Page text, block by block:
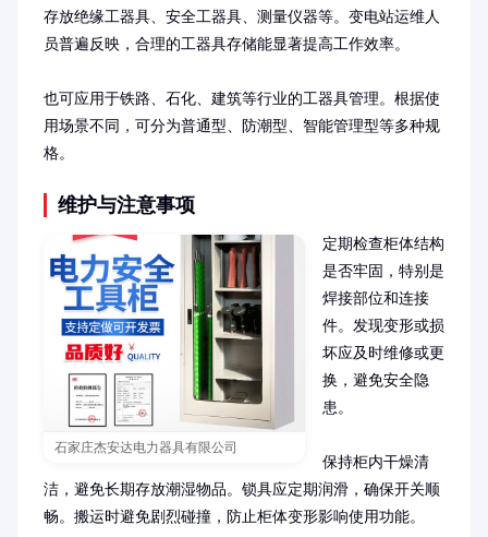
存放绝缘工器具、安全工器具、测量仪器等。变电站运维人
员普遍反映，合理的工器具存储能显著提高工作效率。
也可应用于铁路、石化、建筑等行业的工器具管理。根据使
用场景不同，可分为普通型、防潮型、智能管理型等多种规
格。
维护与注意事项
石家庄杰安达电力器具有限公司
定期检查柜体结构
是否牢固，特别是
焊接部位和连接
件。发现变形或损
坏应及时维修或更
换，避免安全隐
患。
保持柜内干燥清
洁，避免长期存放潮湿物品。锁具应定期润滑，确保开关顺
畅。搬运时避免剧烈碰撞，防止柜体变形影响使用功能。